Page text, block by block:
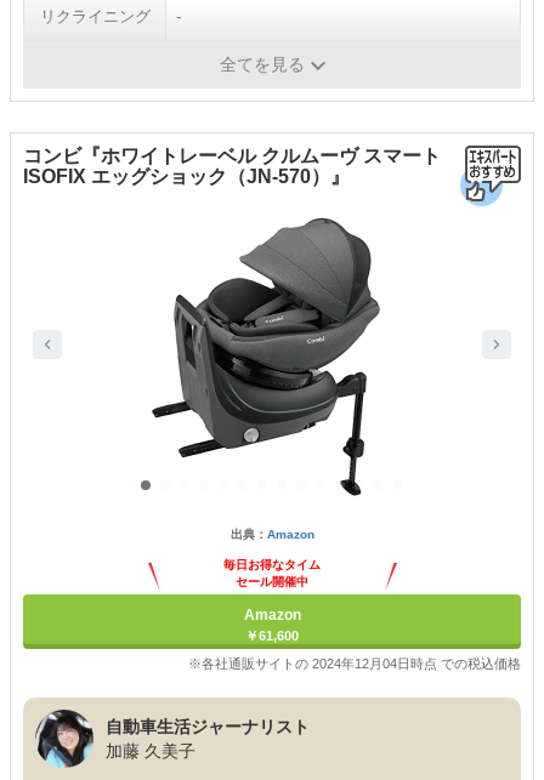
リクライニング -
全てを見る
コンビ『ホワイトレーベル クルムーヴ スマート
ISOFIX エッグショック（JN-570）』
出典： Amazon
毎日お得なタイム
セール開催中
Amazon
￥61,600
※各社通販サイトの 2024年12月04日時点 での税込価格
自動車生活ジャーナリスト
加藤 久美子